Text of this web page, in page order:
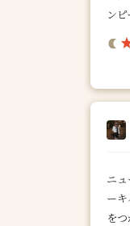
ン
ニ
ー
を